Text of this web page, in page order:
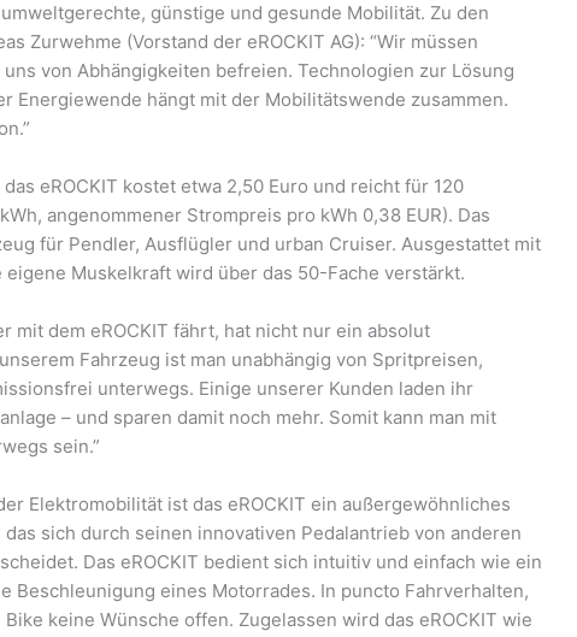
günstige und gesunde Mobilität. Zu den
Zurwehme (Vorstand der eROCKIT AG): “Wir müssen
von Abhängigkeiten befreien. Technologien zur Lösung
Energiewende hängt mit der Mobilitätswende zusammen.
eROCKIT kostet etwa 2,50 Euro und reicht für 120
angenommener Strompreis pro kWh 0,38 EUR). Das
für Pendler, Ausflügler und urban Cruiser. Ausgestattet mit
eigene Muskelkraft wird über das 50-Fache verstärkt.
mit dem eROCKIT fährt, hat nicht nur ein absolut
Fahrzeug ist man unabhängig von Spritpreisen,
unterwegs. Einige unserer Kunden laden ihr
– und sparen damit noch mehr. Somit kann man mit
sein.”
Elektromobilität ist das eROCKIT ein außergewöhnliches
sich durch seinen innovativen Pedalantrieb von anderen
Das eROCKIT bedient sich intuitiv und einfach wie ein
Beschleunigung eines Motorrades. In puncto Fahrverhalten,
keine Wünsche offen. Zugelassen wird das eROCKIT wie